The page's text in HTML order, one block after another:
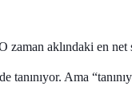
zaman aklındaki en net
Ama